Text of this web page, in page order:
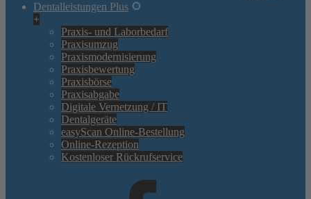
Dentalleistungen Plus
+
Praxis- und Laborbedarf
Praxisumzug
Praxismodernisierung
Praxisbewertung
Praxisbörse
Praxisabgabe
Digitale Vernetzung / IT
Dentalgeräte
easyScan Online-Bestellung
Online-Rezeption
Kostenloser Rückrufservice